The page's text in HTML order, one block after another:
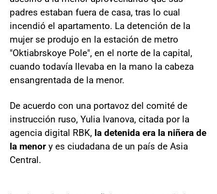
padres estaban fuera de casa, tras lo cual
incendió el apartamento. La detención de la
mujer se produjo en la estación de metro
"Oktiabrskoye Pole", en el norte de la capital,
cuando todavía llevaba en la mano la cabeza
ensangrentada de la menor.
De acuerdo con una portavoz del comité de
instrucción ruso, Yulia Ivanova, citada por la
agencia digital RBK, la detenida era la niñera de
la menor y es ciudadana de un país de Asia
Central.